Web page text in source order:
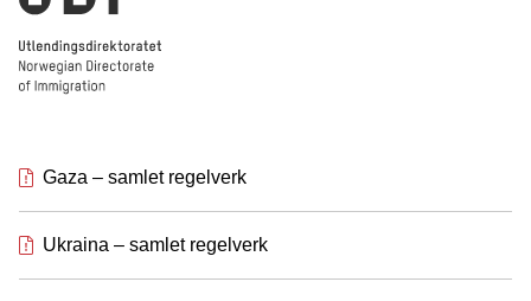
Gaza – samlet regelverk
Ukraina – samlet regelverk